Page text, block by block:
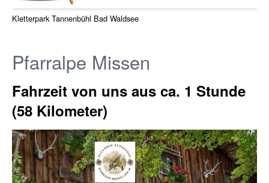
Kletterpark Tannenbühl Bad Waldsee
Pfarralpe Missen
Fahrzeit von uns aus ca. 1 Stunde
(58 Kilometer)